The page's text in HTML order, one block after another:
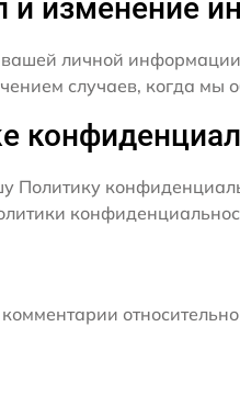
и изменение
личной
случаев, когда мы